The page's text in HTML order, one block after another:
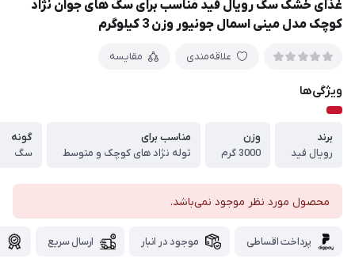
غذای خشک سگ رویال فید مناسب برای سگ های جوان نژاد
کوچک مدل مینی اسمال جونیور وزن 3 کیلوگرم
علاقه‌مندی مقایسه
ویژگی‌ها
برند
رویال فید
وزن
3000 گرم
مناسب برای
توله نژاد های کوچک و متوسط
گونه
سگ
محصول مورد نظر موجود نمی‌باشد.
پرداخت اقساطی موجود در انبار ارسال سریع